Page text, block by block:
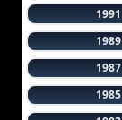
1991
1989
1987
1985